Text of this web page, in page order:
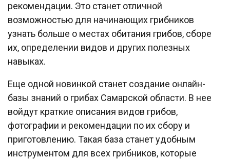
рекомендации. Это станет отличной
возможностью для начинающих грибников
узнать больше о местах обитания грибов, сборе
их, определении видов и других полезных
навыках.
Еще одной новинкой станет создание онлайн-
базы знаний о грибах Самарской области. В нее
войдут краткие описания видов грибов,
фотографии и рекомендации по их сбору и
приготовлению. Такая база станет удобным
инструментом для всех грибников, которые